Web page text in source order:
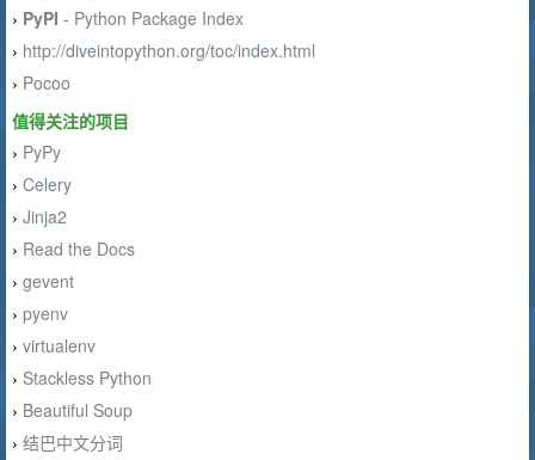
› PyPI - Python Package Index
› http://diveintopython.org/toc/index.html
› Pocoo
值得关注的项目
› PyPy
› Celery
› Jinja2
› Read the Docs
› gevent
› pyenv
› virtualenv
› Stackless Python
› Beautiful Soup
› 结巴中文分词